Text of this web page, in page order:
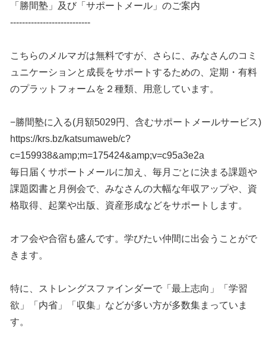
「勝間塾」及び「サポートメール」のご案内
---------------------------
こちらのメルマガは無料ですが、さらに、みなさんのコミ
ュニケーションと成長をサポートするための、定期・有料
のプラットフォームを２種類、用意しています。
−勝間塾に入る(月額5029円、含むサポートメールサービス)
https://krs.bz/katsumaweb/c?
c=159938&amp;m=175424&amp;v=c95a3e2a
毎日届くサポートメールに加え、毎月ごとに決まる課題や
課題図書と月例会で、みなさんの大幅な年収アップや、資
格取得、起業や出版、資産形成などをサポートします。
オフ会や合宿も盛んです。学びたい仲間に出会うことがで
きます。
特に、ストレングスファインダーで「最上志向」「学習
欲」「内省」「収集」などが多い方が多数集まっていま
す。